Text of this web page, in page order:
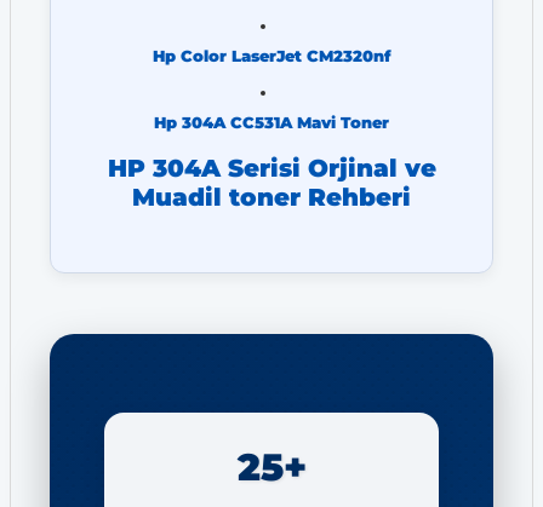
Hp Color LaserJet CM2320nf
Hp 304A CC531A Mavi Toner
HP 304A Serisi Orjinal ve
Muadil toner Rehberi
25+